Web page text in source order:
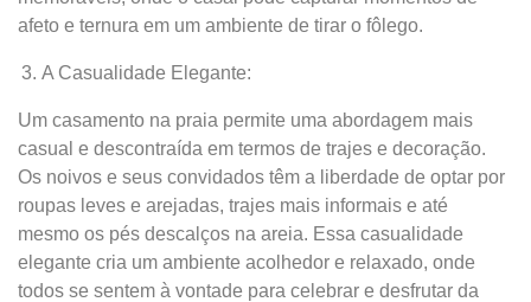
afeto e ternura em um ambiente de tirar o fôlego.
A Casualidade Elegante:
Um casamento na praia permite uma abordagem mais
casual e descontraída em termos de trajes e decoração.
Os noivos e seus convidados têm a liberdade de optar por
roupas leves e arejadas, trajes mais informais e até
mesmo os pés descalços na areia. Essa casualidade
elegante cria um ambiente acolhedor e relaxado, onde
todos se sentem à vontade para celebrar e desfrutar da